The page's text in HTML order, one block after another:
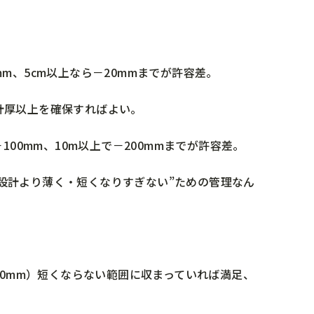
、5cm以上なら－20mmまでが許容差。
以上を確保すればよい。
、10m以上で－200mmまでが許容差。
より薄く・短くなりすぎない”ための管理なん
）短くならない範囲に収まっていれば満足、